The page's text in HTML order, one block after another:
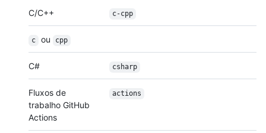
C/C++ c-cpp
c ou cpp
C# csharp
Fluxos de
trabalho GitHub
Actions
actions